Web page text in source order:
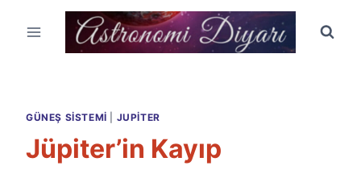
GÜNEŞ SISTEMI JUPITER
Jüpiter’in Kayıp